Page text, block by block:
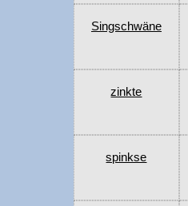
Singschwäne
zinkte
spinkse